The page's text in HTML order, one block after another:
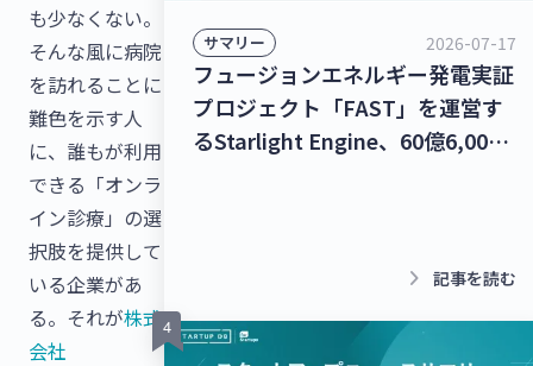
も少なくない。
そんな風に病院
を訪れることに
難色を示す人
に、誰もが利用
できる「オンラ
イン診療」の選
択肢を提供して
いる企業があ
る。それが株式
会社
サマリー 2026-07-17
フュージョンエネルギー発電実証
プロジェクト「FAST」を運営す
るStarlight Engine、60億6,000
Solutions、シードラウンドで4億
トアップニュース】
keyboard_arrow_right 記事を読む